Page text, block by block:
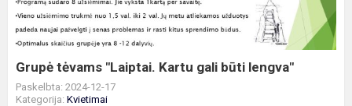
gali
būti
lengva"
Grupė tėvams "Laiptai. Kartu gali būti lengva"
Paskelbta: 2024-12-17
Kategorija: Kvietimai